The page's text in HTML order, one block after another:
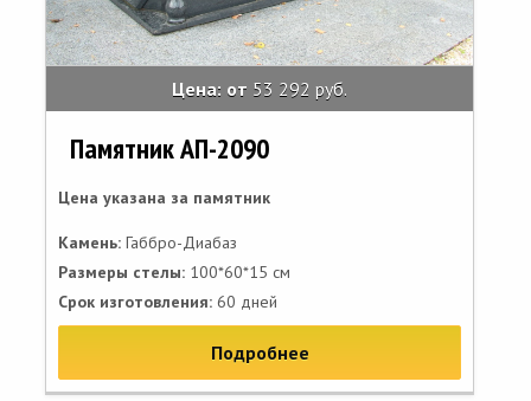
Цена: от 53 292 руб.
Памятник АП-2090
Цена указана за памятник
Камень: Габбро-Диабаз
Размеры стелы: 100*60*15 см
Срок изготовления: 60 дней
Подробнее